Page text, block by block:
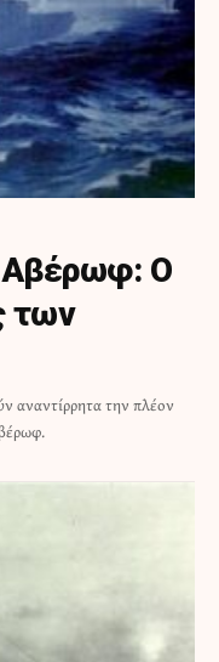
Αβέρωφ: Ο
των
αναντίρρητα την πλέον